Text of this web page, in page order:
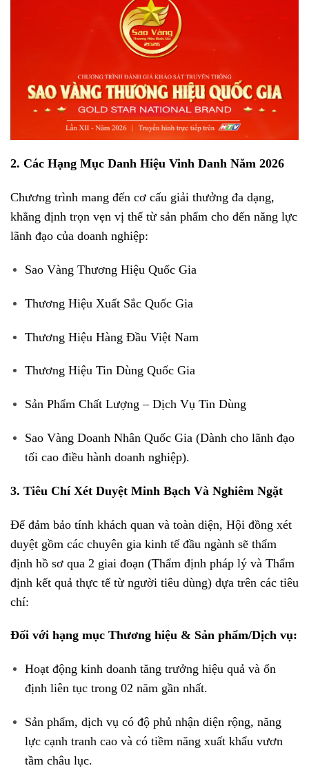
2. Các Hạng Mục Danh Hiệu Vinh Danh Năm 2026
Chương trình mang đến cơ cấu giải thưởng đa dạng,
khẳng định trọn vẹn vị thế từ sản phẩm cho đến năng lực
lãnh đạo của doanh nghiệp:
Sao Vàng Thương Hiệu Quốc Gia
Thương Hiệu Xuất Sắc Quốc Gia
Thương Hiệu Hàng Đầu Việt Nam
Thương Hiệu Tin Dùng Quốc Gia
Sản Phẩm Chất Lượng – Dịch Vụ Tin Dùng
Sao Vàng Doanh Nhân Quốc Gia(Dành cho lãnh đạo
tối cao điều hành doanh nghiệp).
3. Tiêu Chí Xét Duyệt Minh Bạch Và Nghiêm Ngặt
Để đảm bảo tính khách quan và toàn diện, Hội đồng xét
duyệt gồm các chuyên gia kinh tế đầu ngành sẽ thẩm
định hồ sơ qua 2 giai đoạn (Thẩm định pháp lý và Thẩm
định kết quả thực tế từ người tiêu dùng) dựa trên các tiêu
chí:
Đối với hạng mục Thương hiệu & Sản phẩm/Dịch vụ:
Hoạt động kinh doanh tăng trưởng hiệu quả và ổn
định liên tục trong 02 năm gần nhất.
Sản phẩm, dịch vụ có độ phủ nhận diện rộng, năng
lực cạnh tranh cao và có tiềm năng xuất khẩu vươn
tầm châu lục.